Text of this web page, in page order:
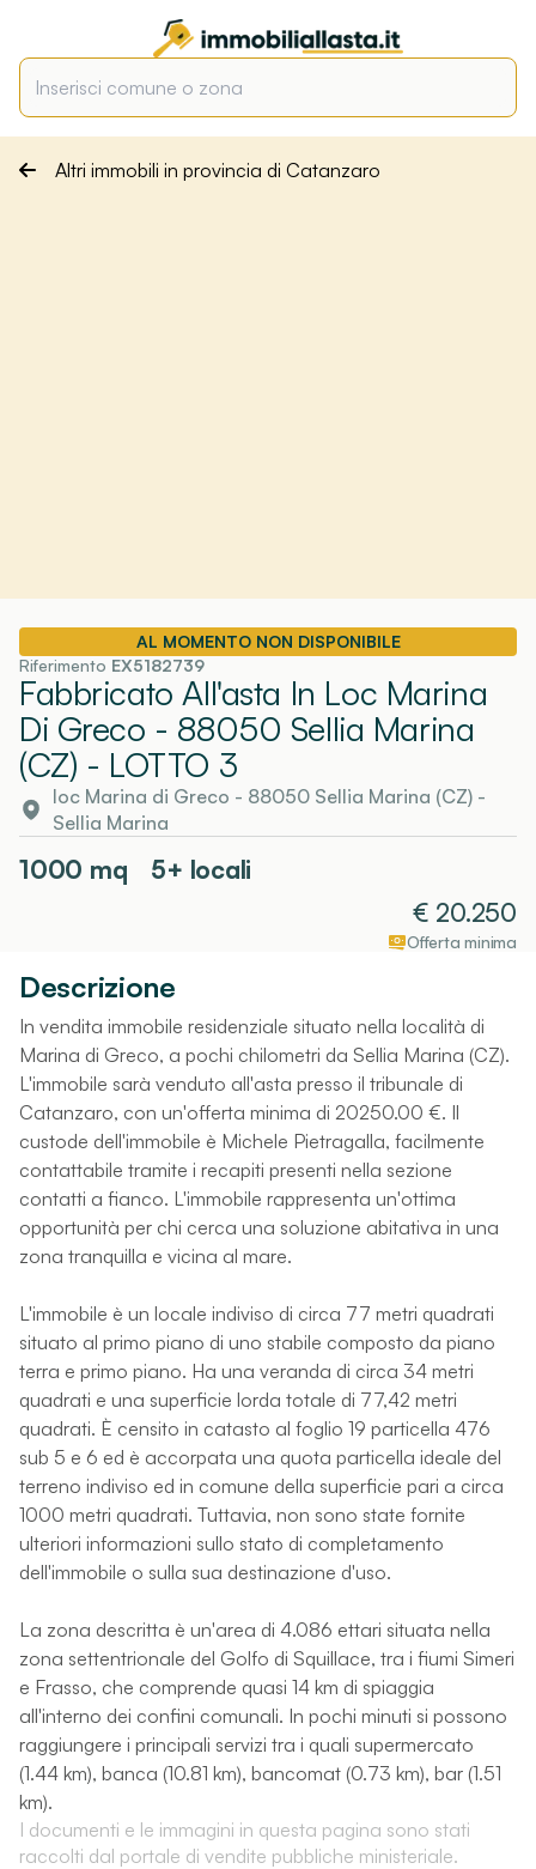
Altri immobili in provincia di Catanzaro
AL MOMENTO NON DISPONIBILE
Riferimento EX5182739
Fabbricato All'asta In Loc Marina
Di Greco - 88050 Sellia Marina
(CZ) - LOTTO 3
loc Marina di Greco - 88050 Sellia Marina (CZ) -
Sellia Marina
1000 mq
5+ locali
€ 20.250
Offerta minima
Descrizione
In vendita immobile residenziale situato nella località di
Marina di Greco, a pochi chilometri da Sellia Marina (CZ).
L'immobile sarà venduto all'asta presso il tribunale di
Catanzaro, con un'offerta minima di 20250.00 €. Il
custode dell'immobile è Michele Pietragalla, facilmente
contattabile tramite i recapiti presenti nella sezione
contatti a fianco. L'immobile rappresenta un'ottima
opportunità per chi cerca una soluzione abitativa in una
zona tranquilla e vicina al mare.
L'immobile è un locale indiviso di circa 77 metri quadrati
situato al primo piano di uno stabile composto da piano
terra e primo piano. Ha una veranda di circa 34 metri
quadrati e una superficie lorda totale di 77,42 metri
quadrati. È censito in catasto al foglio 19 particella 476
sub 5 e 6 ed è accorpata una quota particella ideale del
terreno indiviso ed in comune della superficie pari a circa
1000 metri quadrati. Tuttavia, non sono state fornite
ulteriori informazioni sullo stato di completamento
dell'immobile o sulla sua destinazione d'uso.
La zona descritta è un'area di 4.086 ettari situata nella
zona settentrionale del Golfo di Squillace, tra i fiumi Simeri
e Frasso, che comprende quasi 14 km di spiaggia
all'interno dei confini comunali. In pochi minuti si possono
raggiungere i principali servizi tra i quali supermercato
(1.44 km), banca (10.81 km), bancomat (0.73 km), bar (1.51
km).
I documenti e le immagini in questa pagina sono stati
raccolti dal portale di vendite pubbliche ministeriale.